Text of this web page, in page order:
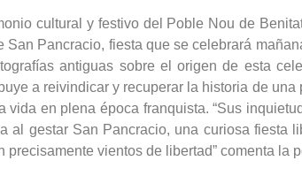
cultural y festivo del Poble Nou de
Pancracio, fiesta que se celebrará
antiguas sobre el origen de esta
a reivindicar y recuperar la historia de una
en plena época franquista. “Sus
gestar San Pancracio, una curiosa fiesta
vientos de libertad” comenta la